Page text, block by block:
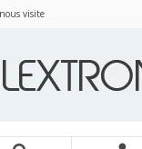
visite